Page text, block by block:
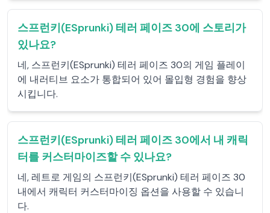
스프런키(ESprunki) 테러 페이즈 30에 스토리가
있나요?
네, 스프런키(ESprunki) 테러 페이즈 30의 게임 플레이
에 내러티브 요소가 통합되어 있어 몰입형 경험을 향상
시킵니다.
스프런키(ESprunki) 테러 페이즈 30에서 내 캐릭
터를 커스터마이즈할 수 있나요?
네, 레트로 게임의 스프런키(ESprunki) 테러 페이즈 30
내에서 캐릭터 커스터마이징 옵션을 사용할 수 있습니
다.